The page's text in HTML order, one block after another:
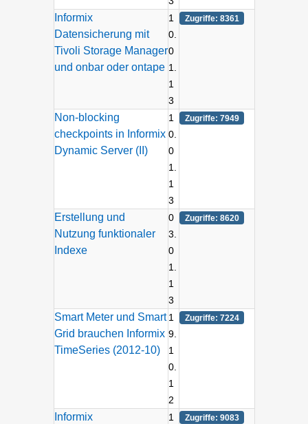
Informix
Datensicherung mit
Tivoli Storage Manager
und onbar oder ontape
1
0.
0
1.
1
3
Zugriffe: 8361
Non-blocking
checkpoints in Informix
Dynamic Server (II)
1
0.
0
1.
1
3
Zugriffe: 7949
Erstellung und
Nutzung funktionaler
Indexe
0
3.
0
1.
1
3
Zugriffe: 8620
Smart Meter und Smart
Grid brauchen Informix
TimeSeries (2012-10)
1
9.
1
0.
1
2
Zugriffe: 7224
Informix
1
Zugriffe: 9083